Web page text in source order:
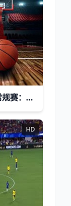
WNBA常规赛：康涅狄格太阳vs华盛顿神秘
HD